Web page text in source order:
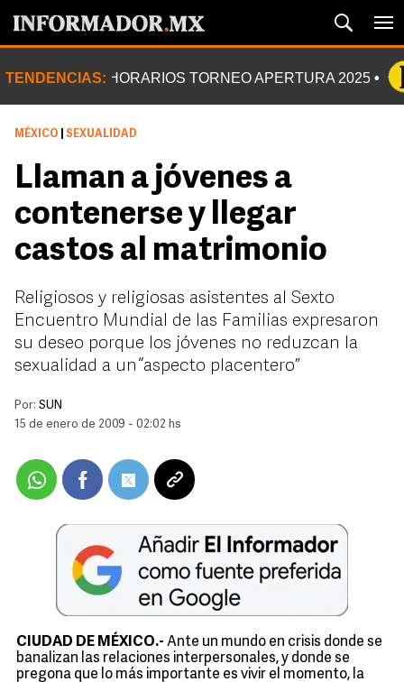
TENDENCIAS: HORARIOS TORNEO APERTURA 2025
MÉXICO SEXUALIDAD
Llaman a jóvenes a
contenerse y llegar
castos al matrimonio
Religiosos y religiosas asistentes al Sexto
Encuentro Mundial de las Familias expresaron
su deseo porque los jóvenes no reduzcan la
sexualidad a un “aspecto placentero”
Por: SUN
15 de enero de 2009 - 02:02 hs
CIUDAD DE MÉXICO.- Ante un mundo en crisis donde se
banalizan las relaciones interpersonales, y donde se
pregona que lo más importante es vivir el momento, la